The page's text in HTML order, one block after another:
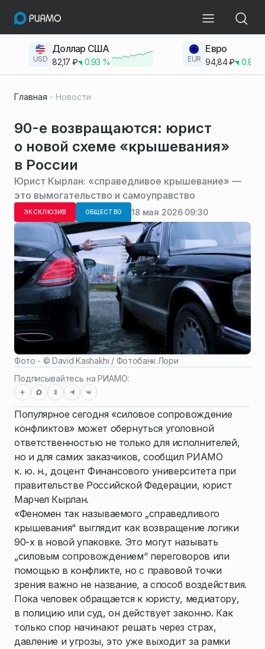
USD
Доллар США
82,17 ₽ 0.93 % EUR
Евро
94,84₽ 0.83
Главная Новости
90-е возвращаются: юрист
о новой схеме «крышевания»
в России
Юрист Кырлан: «справедливое крышевание» —
это вымогательство и самоуправство
ЭКСКЛЮЗИВ ОБЩЕСТВО 18 мая 2026 09:30
Фото - ©David Kashakhi / Фотобанк Лори
Подписывайтесь на РИАМО:
Популярное сегодня «силовое сопровождение
конфликтов» может обернуться уголовной
ответственностью не только для исполнителей,
но и для самих заказчиков, сообщил РИАМО
к. ю. н., доцент Финансового университета при
правительстве Российской Федерации, юрист
Марчел Кырлан.
«Феномен так называемого „справедливого
крышевания“ выглядит как возвращение логики
90-х в новой упаковке. Это могут называть
„силовым сопровождением“ переговоров или
помощью в конфликте, но с правовой точки
зрения важно не название, а способ воздействия.
Пока человек обращается к юристу, медиатору,
в полицию или суд, он действует законно. Как
только спор начинают решать через страх,
давление и угрозы, это уже выходит за рамки